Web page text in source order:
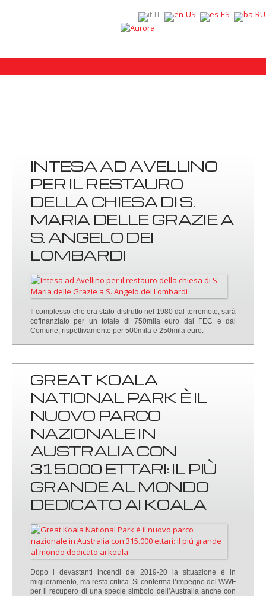
INTESA AD AVELLINO
PER IL RESTAURO
DELLA CHIESA DI S.
MARIA DELLE GRAZIE A
S. ANGELO DEI
LOMBARDI
Il complesso che era stato distrutto nel 1980 dal terremoto, sarà
cofinanziato per un totale di 750mila euro dal FEC e dal
Comune, rispettivamente per 500mila e 250mila euro.
GREAT KOALA
NATIONAL PARK È IL
NUOVO PARCO
NAZIONALE IN
AUSTRALIA CON
315.000 ETTARI: IL PIÙ
GRANDE AL MONDO
DEDICATO AI KOALA
Dopo i devastanti incendi del 2019-20 la situazione è in
miglioramento, ma resta critica. Si conferma l’impegno del WWF
per il recupero di una specie simbolo dell’Australia anche con